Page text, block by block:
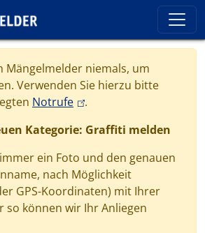
Mängelmelder niemals, um
Verwenden Sie hierzu bitte
Notrufe(link is external)
.
Kategorie: Graffiti melden
ein Foto und den genauen
nach Möglichkeit
GPS-Koordinaten) mit Ihrer
so können wir Ihr Anliegen